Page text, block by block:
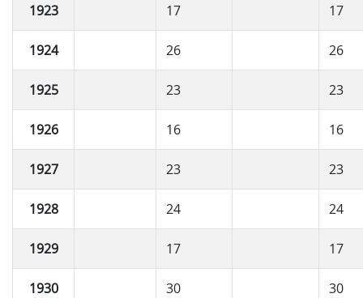
1923 17 17
1924 26 26
1925 23 23
1926 16 16
1927 23 23
1928 24 24
1929 17 17
1930 30 30